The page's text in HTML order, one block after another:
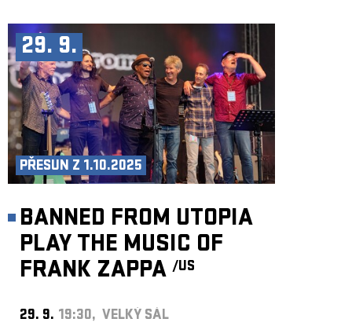
29. 9.
PŘESUN Z 1.10.2025
BANNED FROM UTOPIA
PLAY THE MUSIC OF
FRANK ZAPPA /US
29. 9. 19:30, VELKÝ SÁL